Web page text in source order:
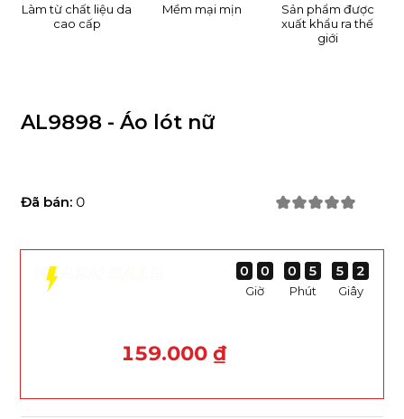
Đã bán: 0
AL9898 - Áo lót nữ
0
0
0
0 0
0
0
0 0
0
0
0 5
5
5
5 5
5
5
5 1
0
1
0
Giờ Phút Giây
159.000 ₫
Sản phẩm được
xuất khẩu ra thế
giới
Mềm mại mịn
Làm từ chất liệu da
cao cấp